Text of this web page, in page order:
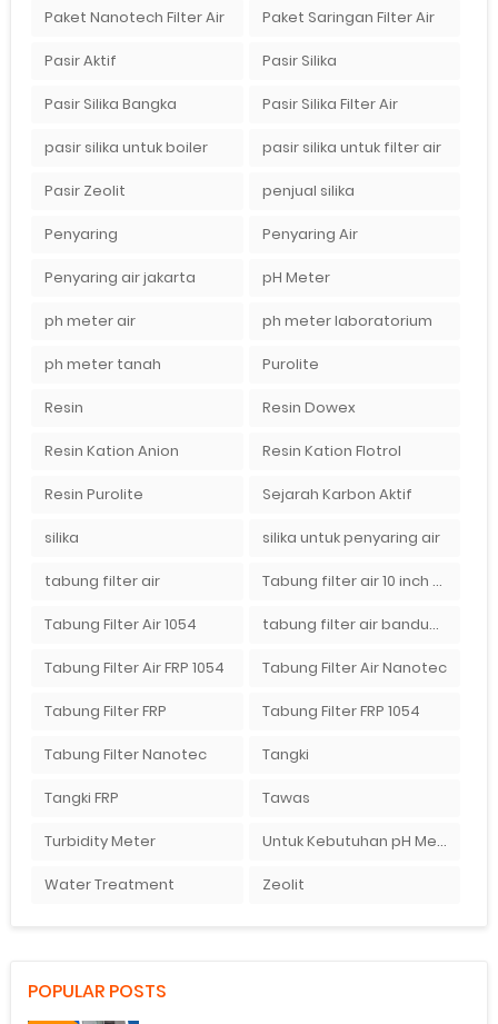
Paket Nanotech Filter Air Paket Saringan Filter Air
Pasir Aktif Pasir Silika
Pasir Silika Bangka Pasir Silika Filter Air
pasir silika untuk boiler pasir silika untuk filter air
Pasir Zeolit penjual silika
Penyaring Penyaring Air
Penyaring air jakarta pH Meter
ph meter air ph meter laboratorium
ph meter tanah Purolite
Resin Resin Dowex
Resin Kation Anion Resin Kation Flotrol
Resin Purolite Sejarah Karbon Aktif
silika silika untuk penyaring air
tabung filter air Tabung filter air 10 inch Agen tabung filter nanotec di bandung"
Tabung Filter Air 1054 tabung filter air bandung
Tabung Filter Air FRP 1054 Tabung Filter Air Nanotec
Tabung Filter FRP Tabung Filter FRP 1054
Tabung Filter Nanotec Tangki
Tangki FRP Tawas
Turbidity Meter Untuk Kebutuhan pH Meter Murah Hanya Di Ady Water
Water Treatment Zeolit
POPULAR POSTS